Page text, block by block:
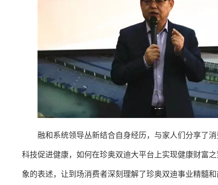
融和系统领导丛新结合自身经历，与家人们分享了
科技促进健康，如何在珍奥双迪大平台上实现健康财富
象的表述，让到场消费者深刻理解了珍奥双迪事业精髓